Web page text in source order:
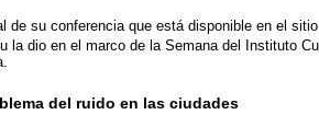
de su conferencia que está disponible en el
la dio en el marco de la Semana del Instituto
del ruido en las ciudades